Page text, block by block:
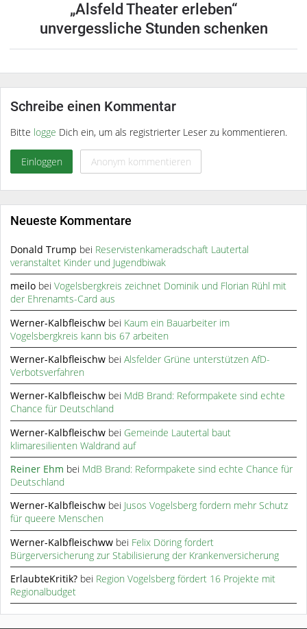
„Alsfeld Theater erleben“
unvergessliche Stunden schenken
Schreibe einen Kommentar
Bitte logge Dich ein, um als registrierter Leser zu kommentieren.
Einloggen Anonym kommentieren
Neueste Kommentare
Donald Trump bei Reservistenkameradschaft Lautertal
veranstaltet Kinder und Jugendbiwak
meilo beiVogelsbergkreis zeichnet Dominik und Florian Rühl mit
der Ehrenamts-Card aus
Werner-Kalbfleischw bei Kaum ein Bauarbeiter im
Vogelsbergkreis kann bis 67 arbeiten
Werner-Kalbfleischw beiAlsfelder Grüne unterstützen AfD-
Verbotsverfahren
Werner-Kalbfleischw bei MdB Brand: Reformpakete sind echte
Chance für Deutschland
Werner-Kalbfleischw bei Gemeinde Lautertal baut
klimaresilienten Waldrand auf
Reiner Ehm bei MdB Brand: Reformpakete sind echte Chance für
Deutschland
Werner-Kalbfleischw bei Jusos Vogelsberg fordern mehr Schutz
für queere Menschen
Werner-Kalbfleischww bei Felix Döring fordert
Bürgerversicherung zur Stabilisierung der Krankenversicherung
ErlaubteKritik? bei Region Vogelsberg fördert 16 Projekte mit
Regionalbudget